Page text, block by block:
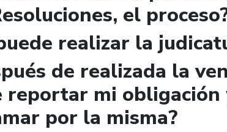
el
realizar la
de realizada la
reportar mi obligación
por la misma?